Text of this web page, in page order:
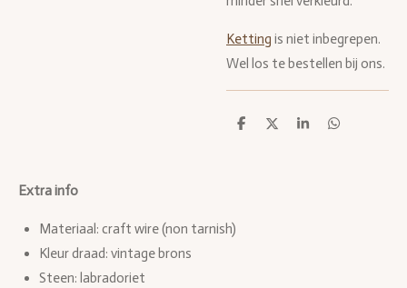
Ketting is niet inbegrepen.
Wel los te bestellen bij ons.
D
D
S
D
Extra info
Materiaal: craft wire (non tarnish)
Kleur draad: vintage brons
Steen: labradoriet